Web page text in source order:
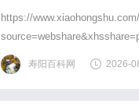
https://
寿阳百科网 2026-